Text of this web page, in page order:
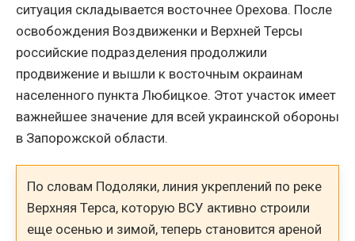
ситуация складывается восточнее Орехова. После
освобождения Воздвиженки и Верхней Терсы
российские подразделения продолжили
продвижение и вышли к восточным окраинам
населенного пункта Любицкое. Этот участок имеет
важнейшее значение для всей украинской обороны
в Запорожской области.
По словам Подоляки, линия укреплений по реке
Верхняя Терса, которую ВСУ активно строили
еще осенью и зимой, теперь становится ареной